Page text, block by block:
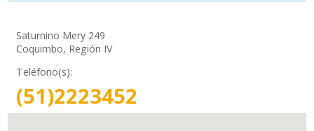
Saturnino Mery 249
Coquimbo, Región IV
Teléfono(s):
(51)2223452